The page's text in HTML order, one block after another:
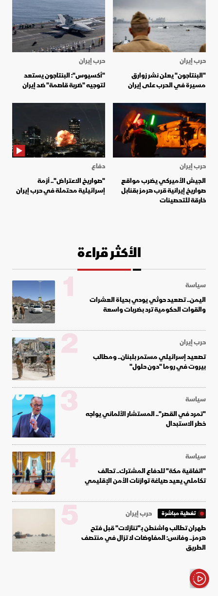
حرب إيران
"البنتاجون" يعلن نشر زوارق
مسيرة في الحرب على إيران
حرب إيران
"أكسيوس": البنتاجون يستعد
لتوجيه "ضربة قاصمة" ضد إيران
حرب إيران
الجيش الأميركي يضرب مواقع
صواريخ إيرانية قرب هرمز بقنابل
خارقة للتحصينات
دفاع
"صواريخ الاعتراض".. أزمة
إسرائيلية محتملة في حرب إيران
الأكثر قراءة
سياسة
اليمن.. تصعيد حوثي يودي بحياة العشرات
والقوات الحكومية ترد بضربات واسعة
1
حرب إيران
تصعيد إسرائيلي مستمر بلبنان.. ومطالب
بيروت في روما "دون حلول"
2
سياسة
"تمرد في القصر".. المستشار الألماني يواجه
خطر الاستبدال
3
سياسة
"اتفاقية مكة" للدفاع المشترك.. تحالف
تكاملي يعيد صياغة توازنات الأمن الإقليمي 4
تغطية مباشرة
حرب إيران
طهران تطالب واشنطن بـ"تنازلات" قبل فتح
هرمز.. وفانس: المفاوضات لا تزال في منتصف
الطريق
5